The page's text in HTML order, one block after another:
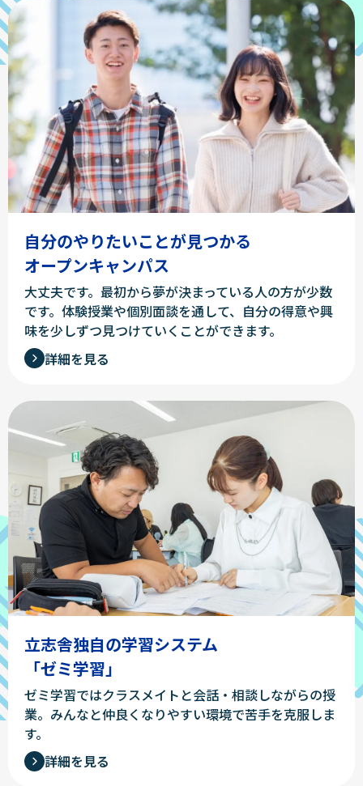
自分のやりたいことが見つかる
オープンキャンパス
大丈夫です。最初から夢が決まっている人の方が少数
です。体験授業や個別面談を通して、自分の得意や興
味を少しずつ見つけていくことができます。
詳細を見る
立志舎独自の学習システム
「ゼミ学習」
ゼミ学習ではクラスメイトと会話・相談しながらの授
業。みんなと仲良くなりやすい環境で苦手を克服しま
す。
詳細を見る